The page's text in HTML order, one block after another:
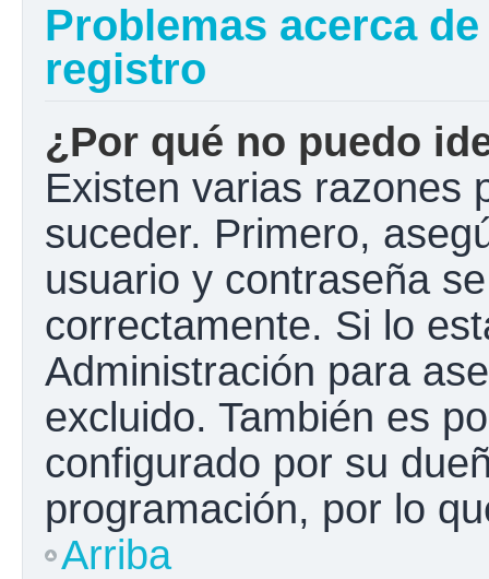
Problemas acerca
registro
¿Por qué no puedo
Existen varias razones
suceder. Primero,
usuario y contraseña
correctamente. Si lo
Administración para
excluido. También es
configurado por su
programación, por lo
Arriba